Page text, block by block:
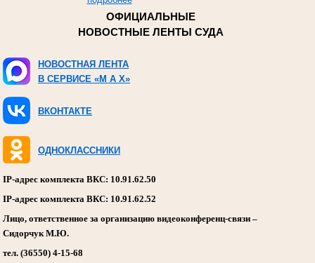
ОФИЦИАЛЬНЫЕ
НОВОСТНЫЕ ЛЕНТЫ СУДА
НОВОСТНАЯ ЛЕНТА
В СЕРВИСЕ «M A X»
ВКОНТАКТЕ
ОДНОКЛАССНИКИ
IP-адрес комплекта ВКС: 10.91.62.50
IP-адрес комплекта ВКС: 10.91.62.52
Лицо, ответственное за организацию видеоконференц-связи –
Сидорчук М.Ю.
тел. (36550) 4-15-68